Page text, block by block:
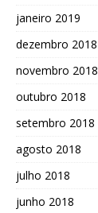
janeiro 2019
dezembro 2018
novembro 2018
outubro 2018
setembro 2018
agosto 2018
julho 2018
junho 2018